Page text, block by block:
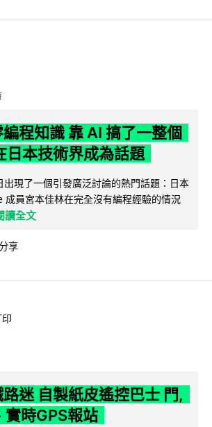
編程知識 靠 AI 搞了一整個
日本技術界成為話題
出現了一個引發廣泛討論的熱門話題：日本
成員宮本佳林在完全沒有編程經驗的情況
讀全文
享
迷 自製紙皮遙控巴士 門,
實時GPS報站